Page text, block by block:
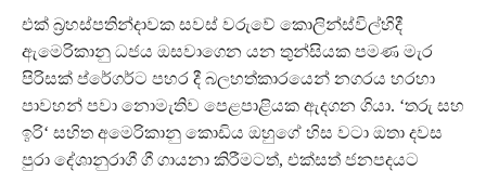
එක් බ‍්‍රහස්පතින්දාවක සවස් වරුවේ කොලින්ස්විල්හිදී
ඇමෙරිකානු ධජය ඔසවාගෙන යන තුන්සියක පමණ මැර
පිරිසක් ප්රේගර්ට පහර දී බලහත්කාරයෙන් නගරය හරහා
පාවහන් පවා නොමැතිව පෙළපාළියක ඇදගන ගියා. ‘තරු සහ
ඉරි‘ සහිත අමෙරිකානු කොඩිය ඔහුගේ හිස වටා ඔතා දවස
පුරා දේශානුරාගී ගී ගායනා කිරීමටත්, එක්සත් ජනපදයට